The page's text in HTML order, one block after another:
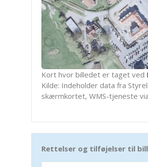
Kort hvor billedet er taget ved
Kilde: Indeholder data fra
skærmkortet, WMS-tjeneste
Rettelser og tilføjelser til